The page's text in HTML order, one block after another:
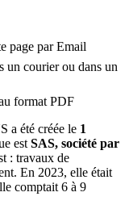
page par Email
un courier ou dans un
format PDF
a été créée le 1
est SAS, société par
: travaux de
. En 2023, elle était
comptait 6 à 9